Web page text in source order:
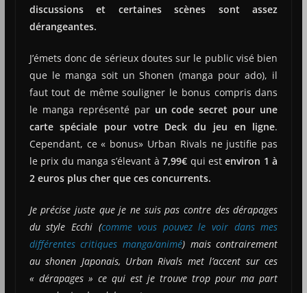
discussions et certaines scènes sont assez
dérangeantes.
J’émets donc de sérieux doutes sur le public visé bien
que le manga soit un Shonen (manga pour ado), il
faut tout de même souligner le bonus compris dans
le manga représenté par un code secret pour une
carte spéciale pour votre Deck du jeu en ligne.
Cependant, ce « bonus» Urban Rivals ne justifie pas
le prix du manga s’élevant à7,99€ qui est environ 1 à
2 euros plus cher que ces concurrents.
Je précise juste que je ne suis pas contre des dérapages
du style Ecchi (comme vous pouvez le voir dans mes
différentes critiques manga/animé) mais contrairement
au shonen Japonais, Urban Rivals met l’accent sur ces
« dérapages » ce qui est je trouve trop pour ma part